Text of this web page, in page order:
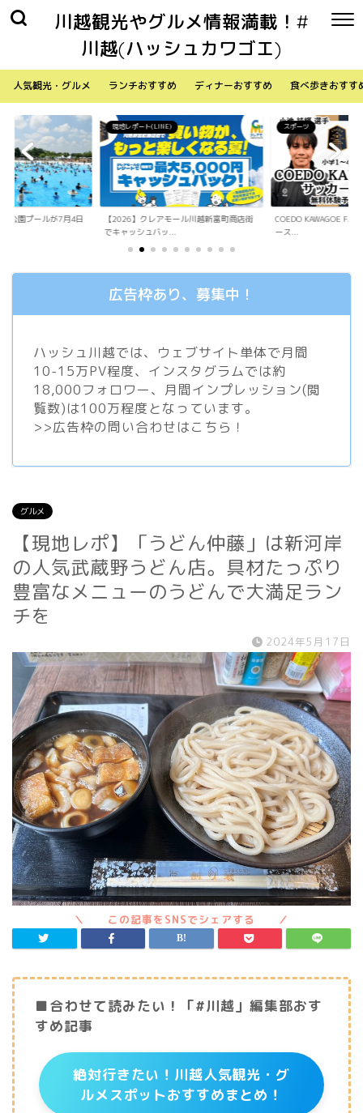
川越観光やグルメ情報満載！#
川越(ハッシュカワゴエ)
人気観光・グルメ ランチおすすめ ディナーおすすめ 食べ歩きおすす
ル川越新富町商店街
スポーツ
COEDO KAWAGOE F.Cが小学生向けサッカ
ース...
生活
「Sky Walker 7058」
内ア...
広告枠あり、募集中！
ハッシュ川越では、ウェブサイト単体で月間
10-15万PV程度、 インスタグラムでは約
18,000フォロワー、月間インプレッション(閲
覧数)は100万程度となっています。
>>広告枠の問い合わせはこちら！
グルメ
【現地レポ】「うどん仲藤」は新河岸
の人気武蔵野うどん店。具材たっぷり
豊富なメニューのうどんで大満足ラン
チを
2024年5月17日
■合わせて読みたい！「#川越」編集部おす
すめ記事
絶対行きたい！川越人気観光・グ
ルメスポットおすすめまとめ！